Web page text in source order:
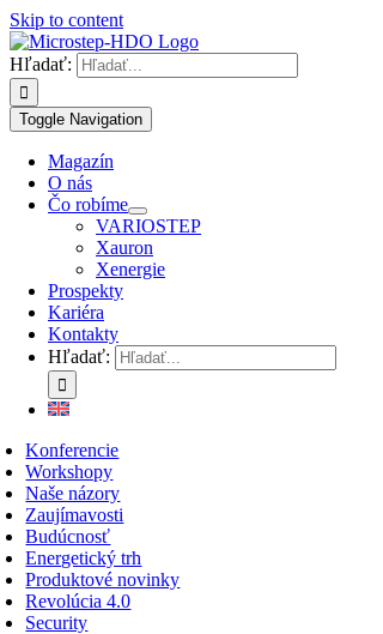
Skip to content
Hľadať:
Toggle Navigation
Magazín
O nás
Čo robíme
VARIOSTEP
Xauron
Xenergie
Prospekty
Kariéra
Kontakty
Hľadať:
Konferencie
Workshopy
Naše názory
Zaujímavosti
Budúcnosť
Energetický trh
Produktové novinky
Revolúcia 4.0
Security